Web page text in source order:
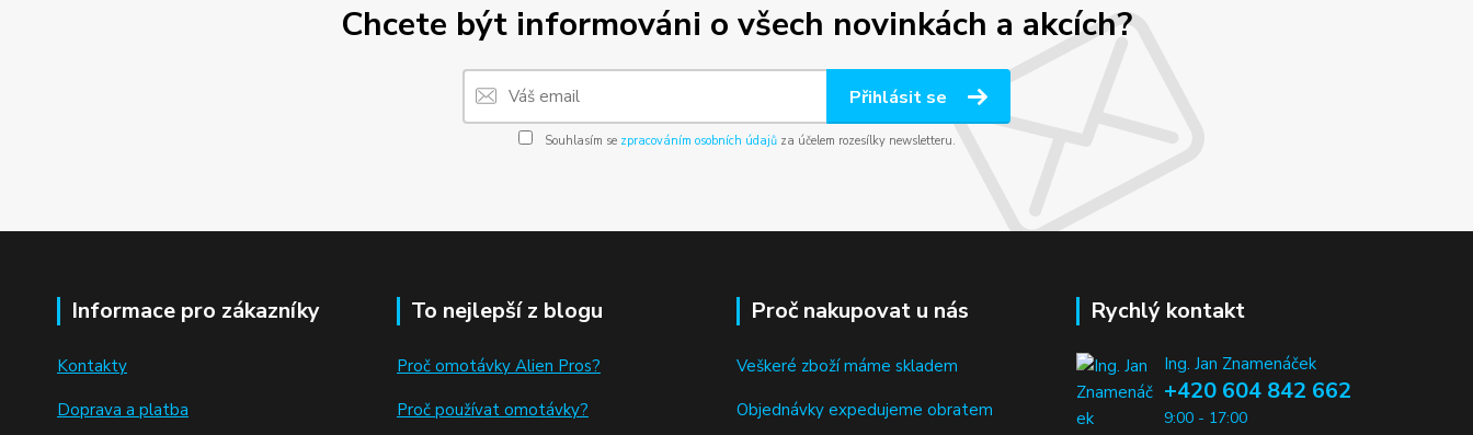
Chcete být informováni o všech novinkách a akcích?
Přihlásit se
Souhlasím se zpracováním osobních údajůza účelem rozesílky newsletteru.
Informace pro zákazníky
Kontakty
Doprava a platba
To nejlepší z blogu
Proč omotávky Alien Pros?
Proč používat omotávky?
Proč nakupovat u nás
Veškeré zboží máme skladem
Objednávky expedujeme obratem
Rychlý kontakt
Ing. Jan Znamenáček
+420 604 842 662
9:00 - 17:00